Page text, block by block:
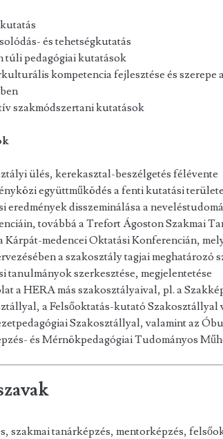
és tehetségkutatás
túli pedagógiai kutatások
kompetencia fejlesztése és szerepe
szakmódszertani kutatások
ülés, kerekasztal-beszélgetés félévente
együttműködés a fenti kutatási
eredmények disszeminálása a
továbbá a Trefort Ágoston Szakmai
Kárpát-medencei Oktatási Konferencián,
a szakosztály tagjai meghatározó
tanulmányok szerkesztése, megjelentetése
a HERA más szakosztályaival, pl. a
a Felsőoktatás-kutató Szakosztállyal
Szakosztállyal, valamint az
és Mérnökpedagógiai Tudományos
szakmai tanárképzés, mentorképzés,